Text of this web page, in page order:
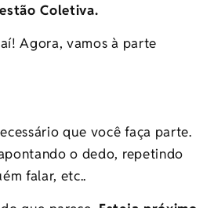
Coletiva.
Agora, vamos à parte
que você faça parte.
o dedo, repetindo
falar, etc..